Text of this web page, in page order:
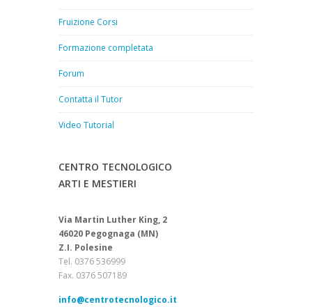
Fruizione Corsi
Formazione completata
Forum
Contatta il Tutor
Video Tutorial
CENTRO TECNOLOGICO
ARTI E MESTIERI
Via Martin Luther King, 2
46020 Pegognaga (MN)
Z.I. Polesine
Tel. 0376 536999
Fax. 0376 507189
info@centrotecnologico.it